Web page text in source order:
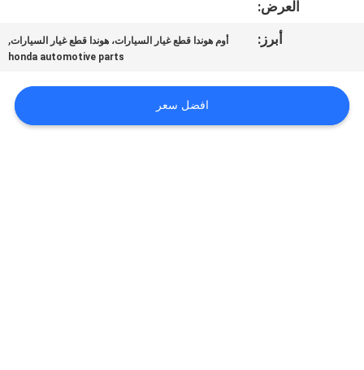
خريطة
الموقع
العرض:
أبرز: أوم هوندا قطع غيار السيارات، هوندا قطع غيار السيارات,
honda automotive parts
افضل سعر